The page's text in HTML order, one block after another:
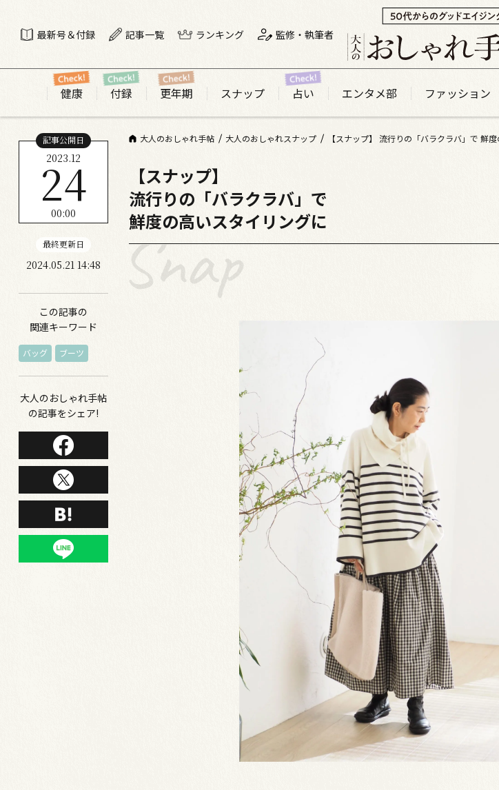
最新号＆付録 記事一覧 ランキング 監修・執筆者
健康 付録 更年期 スナップ 占い エンタメ部 ファッション
大人のおしゃれ手帖 大人のおしゃれスナップ 【スナップ】 流行りの「バラクラバ」で 鮮
記事公開日
2023.12
24
00:00
最終更新日
2024.05.21 14:48
この記事の
関連キーワード
バッグ ブーツ
大人のおしゃれ手帖
の記事をシェア!
【スナップ】
流行りの「バラクラバ」で
鮮度の高いスタイリングに